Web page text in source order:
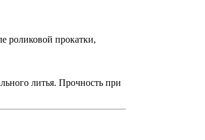
роликовой прокатки,
литья. Прочность при